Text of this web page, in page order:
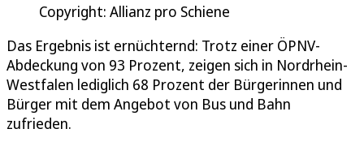
Copyright: Allianz pro Schiene
Das Ergebnis ist ernüchternd: Trotz einer ÖPNV-
Abdeckung von 93 Prozent, zeigen sich in Nordrhein-
Westfalen lediglich 68 Prozent der Bürgerinnen und
Bürger mit dem Angebot von Bus und Bahn
zufrieden.